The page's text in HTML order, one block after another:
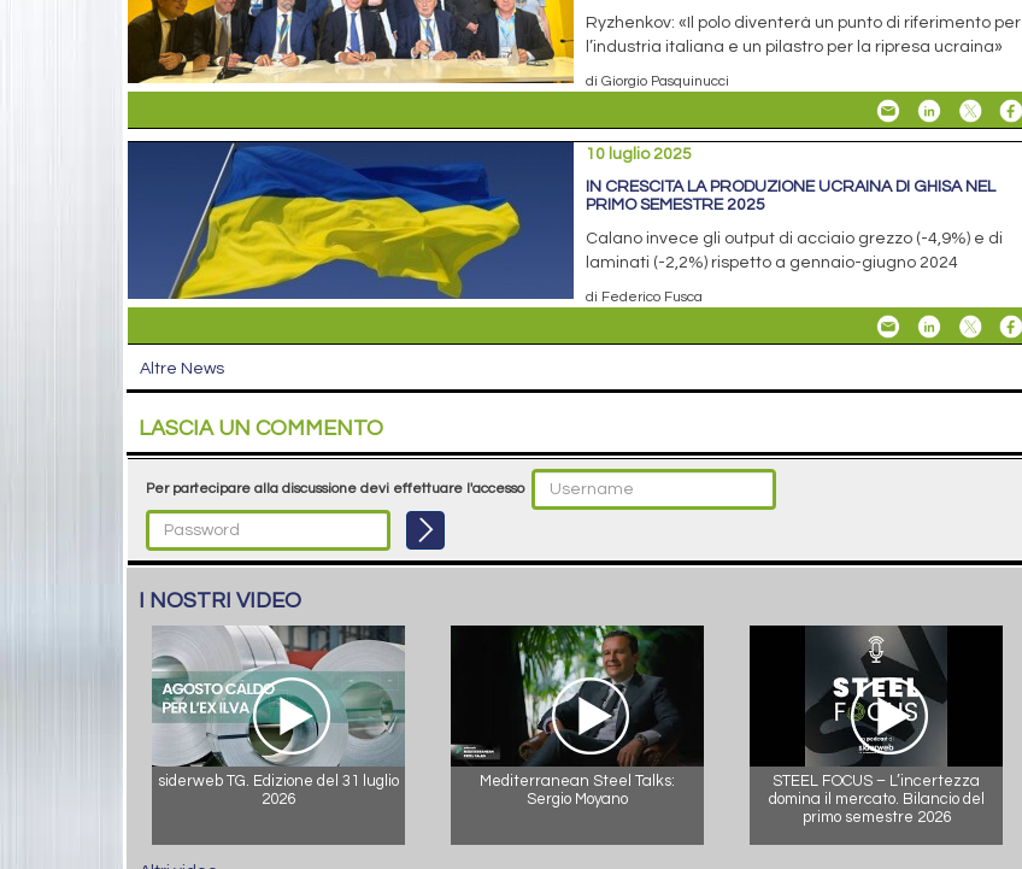
Ryzhenkov: «Il polo diventerà un punto di riferimento per
l’industria italiana e un pilastro per la ripresa ucraina»
di Giorgio Pasquinucci
10 luglio 2025
IN CRESCITA LA PRODUZIONE UCRAINA DI GHISA NEL
PRIMO SEMESTRE 2025
Calano invece gli output di acciaio grezzo (-4,9%) e di
laminati (-2,2%) rispetto a gennaio-giugno 2024
di Federico Fusca
Altre News
LASCIA UN COMMENTO
Per partecipare alla discussione devi effettuare l'accesso
I NOSTRI VIDEO
siderweb TG. Edizione del 31 luglio
2026
Mediterranean Steel Talks:
Sergio Moyano
STEEL FOCUS – L’incertezza
domina il mercato. Bilancio del
primo semestre 2026